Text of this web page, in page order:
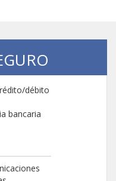
débito
bancaria